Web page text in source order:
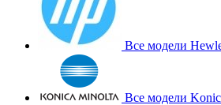
Все модели
Все модели